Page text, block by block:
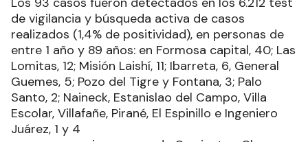
de vigilancia y búsqueda activa de casos
realizados (1,4% de positividad), en personas de
entre 1 año y 89 años: en Formosa capital, 40; Las
Lomitas, 12; Misión Laishí, 11; Ibarreta, 6, General
Guemes, 5; Pozo del Tigre y Fontana, 3; Palo
Santo, 2; Naineck, Estanislao del Campo, Villa
Escolar, Villafañe, Pirané, El Espinillo e Ingeniero
Juárez, 1 y 4